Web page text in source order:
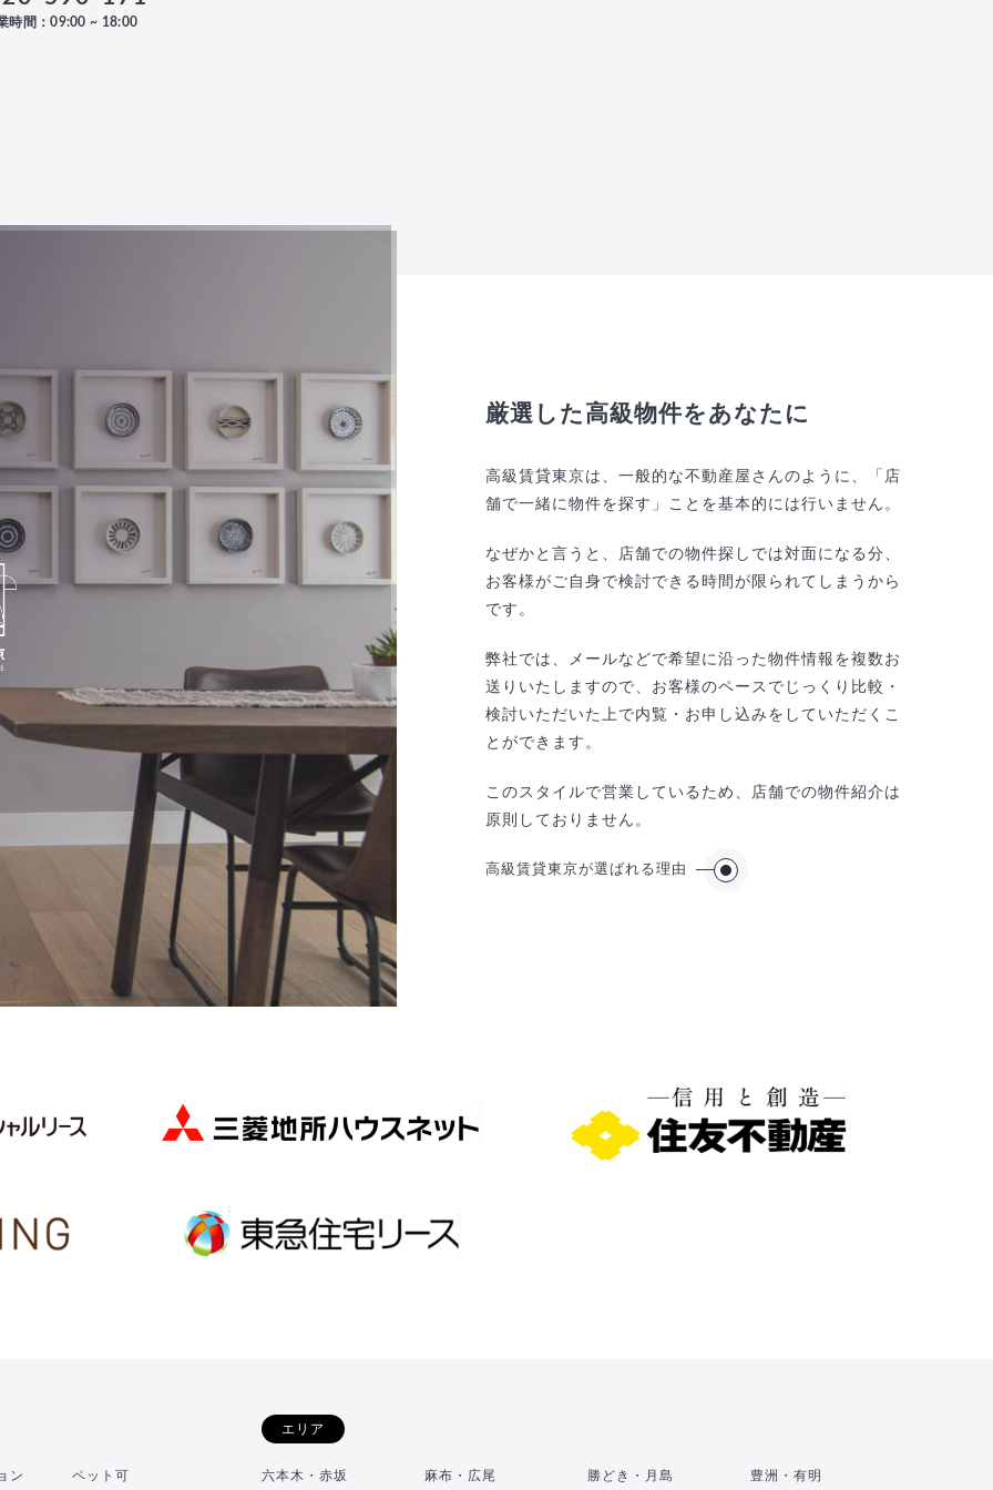
時間：09:00 ~ 18:00
厳選した高級物件をあなたに
高級賃貸東京は、一般的な不動産屋さんのように、「店
舗で一緒に物件を探す」ことを基本的には行いません。
なぜかと言うと、店舗での物件探しでは対面になる分、
お客様がご自身で検討できる時間が限られてしまうから
です。
弊社では、メールなどで希望に沿った物件情報を複数お
送りいたしますので、お客様のペースでじっくり比較・
検討いただいた上で内覧・お申し込みをしていただくこ
とができます。
このスタイルで営業しているため、店舗での物件紹介は
原則しておりません。
高級賃貸東京が選ばれる理由
ン ペット可
エリア
六本木・赤坂 麻布・広尾 勝どき・月島 豊洲・有明